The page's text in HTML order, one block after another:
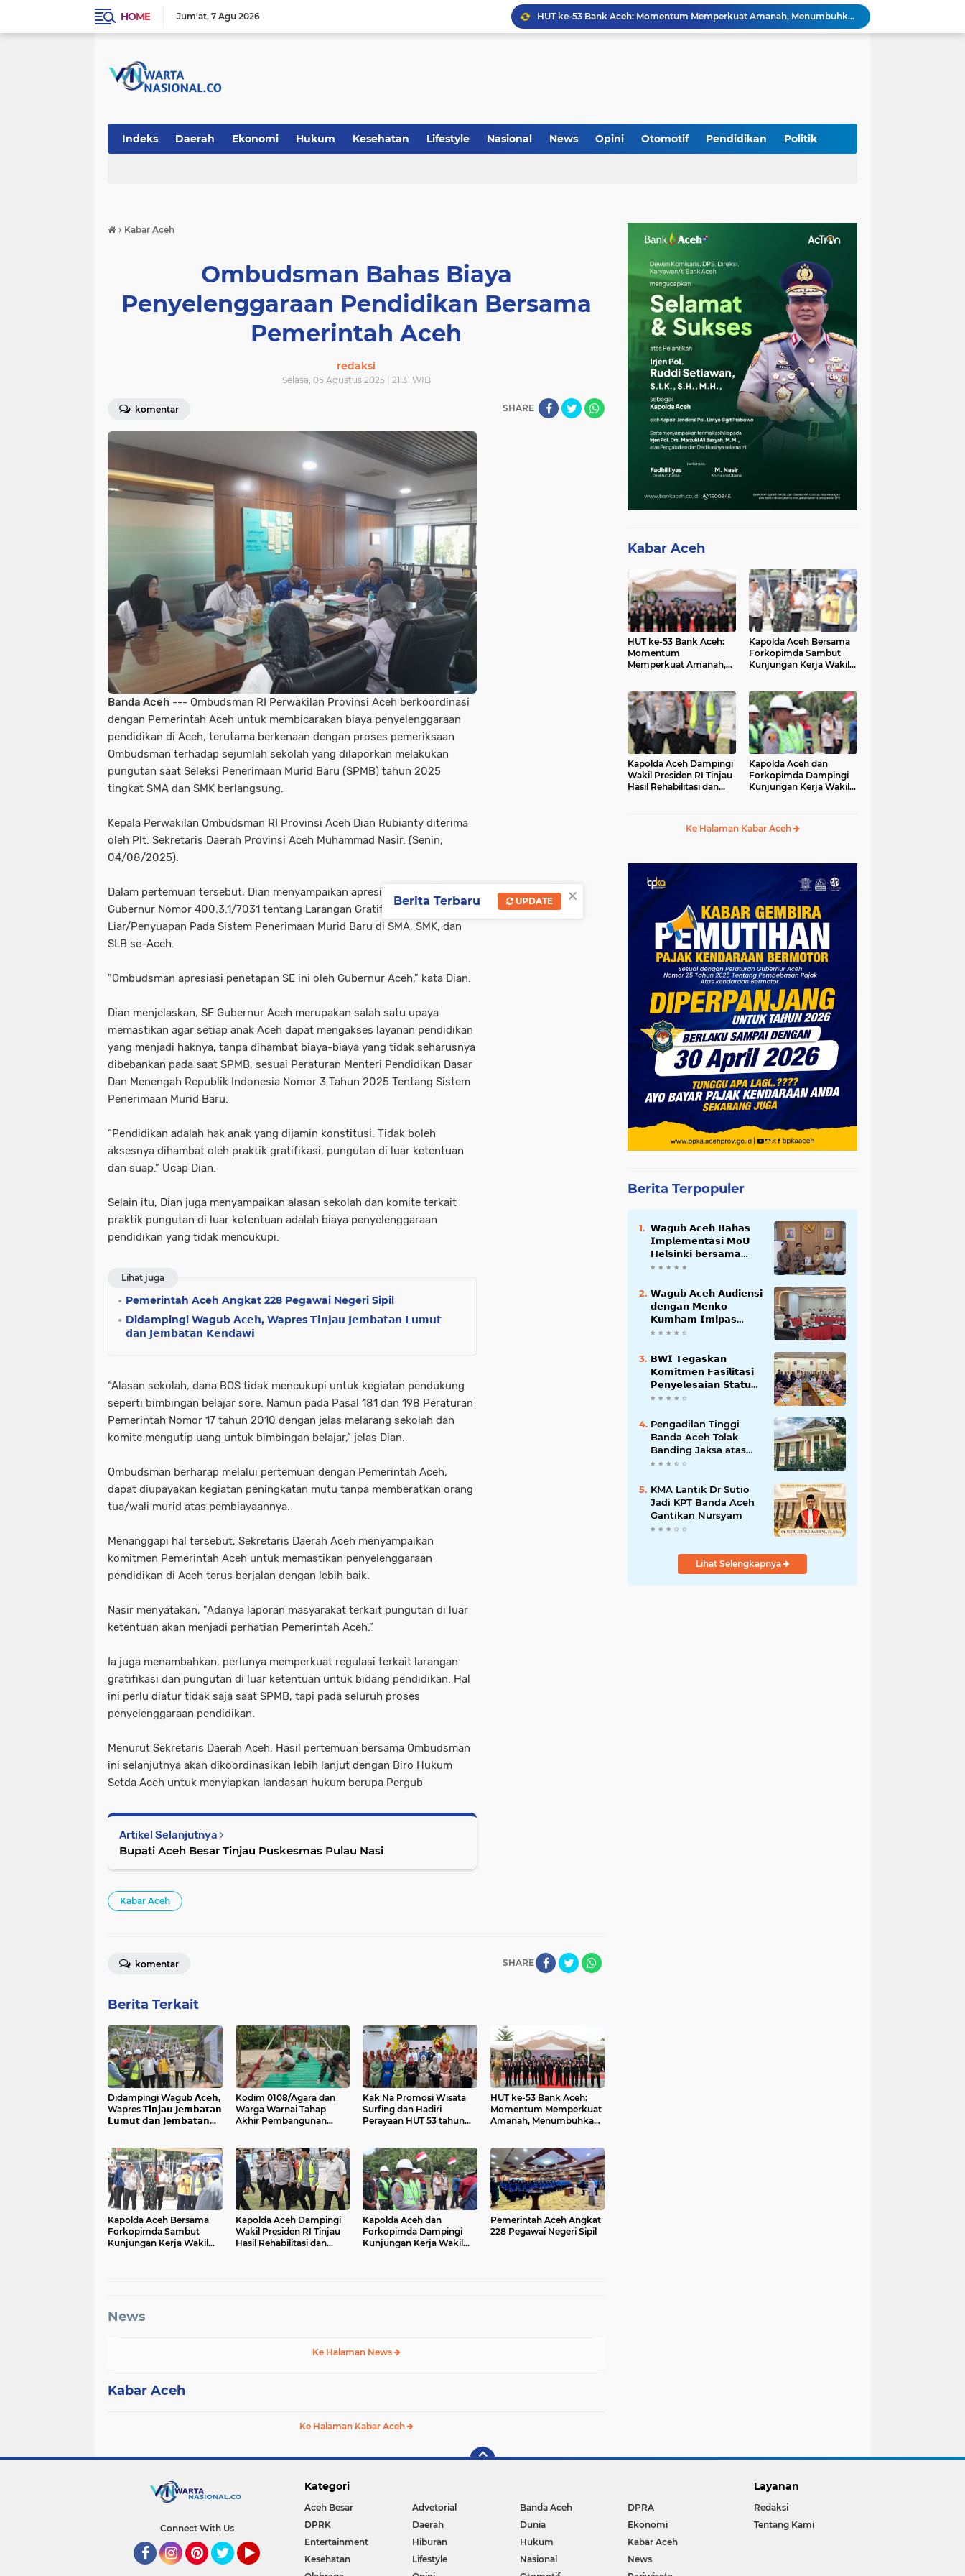
HOME Jum'at 7 Agu 2026 HUT ke-53 Bank Aceh: Momentum Memperkuat Amanah, Menumbuhkan Keberkahan Bagi Aceh
Silaturahmi Lintas Sektor di Kuta Alam, TNI–Polri dan Desa Perkokoh Kebersamaan
Kapolda Aceh Dampingi Wakil Presiden RI Tinjau Hasil Rehabilitasi dan Rekonstruksi Pascabencana di Desa Kendawi, Gayo Lues
Indeks Daerah Ekonomi Hukum Kesehatan Lifestyle Nasional News Opini Otomotif Pendidikan Politik
› Kabar Aceh
Ombudsman Bahas Biaya
Penyelenggaraan Pendidikan Bersama
Pemerintah Aceh
redaksi
Selasa, 05 Agustus 2025 | 21.31 WIB
komentar SHARE
Banda Aceh --- Ombudsman RI Perwakilan Provinsi Aceh berkoordinasi
dengan Pemerintah Aceh untuk membicarakan biaya penyelenggaraan
pendidikan di Aceh, terutama berkenaan dengan proses pemeriksaan
Ombudsman terhadap sejumlah sekolah yang dilaporkan melakukan
pungutan saat Seleksi Penerimaan Murid Baru (SPMB) tahun 2025
tingkat SMA dan SMK berlangsung.
Kepala Perwakilan Ombudsman RI Provinsi Aceh Dian Rubianty diterima
oleh Plt. Sekretaris Daerah Provinsi Aceh Muhammad Nasir. (Senin,
04/08/2025).
Dalam pertemuan tersebut, Dian menyampaikan apresiasi atas SE
Gubernur Nomor 400.3.1/7031 tentang Larangan Gratifikasi/Pungutan
Liar/Penyuapan Pada Sistem Penerimaan Murid Baru di SMA, SMK, dan
SLB se-Aceh.
"Ombudsman apresiasi penetapan SE ini oleh Gubernur Aceh," kata Dian.
Dian menjelaskan, SE Gubernur Aceh merupakan salah satu upaya
memastikan agar setiap anak Aceh dapat mengakses layanan pendidikan
yang menjadi haknya, tanpa dihambat biaya-biaya yang tidak seharusnya
dibebankan pada saat SPMB, sesuai Peraturan Menteri Pendidikan Dasar
Dan Menengah Republik Indonesia Nomor 3 Tahun 2025 Tentang Sistem
Penerimaan Murid Baru.
“Pendidikan adalah hak anak yang dijamin konstitusi. Tidak boleh
aksesnya dihambat oleh praktik gratifikasi, pungutan di luar ketentuan
dan suap.” Ucap Dian.
Selain itu, Dian juga menyampaikan alasan sekolah dan komite terkait
praktik pungutan di luar ketentuan adalah biaya penyelenggaraan
pendidikan yang tidak mencukupi.
Lihat juga
Pemerintah Aceh Angkat 228 Pegawai Negeri Sipil
Didampingi Wagub 𝗔𝗰𝗲𝗵, Wapres 𝗧𝗶𝗻𝗷𝗮𝘂 𝗝𝗲𝗺𝗯𝗮𝘁𝗮𝗻 𝗟𝘂𝗺𝘂𝘁
𝗱𝗮𝗻 𝗝𝗲𝗺𝗯𝗮𝘁𝗮𝗻 𝗞𝗲𝗻𝗱𝗮𝘄𝗶
“Alasan sekolah, dana BOS tidak mencukupi untuk kegiatan pendukung
seperti bimbingan belajar sore. Namun pada Pasal 181 dan 198 Peraturan
Pemerintah Nomor 17 tahun 2010 dengan jelas melarang sekolah dan
komite mengutip uang untuk bimbingan belajar,” jelas Dian.
Ombudsman berharap melalui pertemuan dengan Pemerintah Aceh,
dapat diupayakan kegiatan peningkatan mutu tanpa memberatkan orang
tua/wali murid atas pembiayaannya.
Menanggapi hal tersebut, Sekretaris Daerah Aceh menyampaikan
komitmen Pemerintah Aceh untuk memastikan penyelenggaraan
pendidikan di Aceh terus berjalan dengan lebih baik.
Nasir menyatakan, "Adanya laporan masyarakat terkait pungutan di luar
ketentuan akan menjadi perhatian Pemerintah Aceh.”
Ia juga menambahkan, perlunya memperkuat regulasi terkait larangan
gratifikasi dan pungutan di luar ketentuan untuk bidang pendidikan. Hal
ini perlu diatur tidak saja saat SPMB, tapi pada seluruh proses
penyelenggaraan pendidikan.
Menurut Sekretaris Daerah Aceh, Hasil pertemuan bersama Ombudsman
ini selanjutnya akan dikoordinasikan lebih lanjut dengan Biro Hukum
Setda Aceh untuk menyiapkan landasan hukum berupa Pergub
Artikel Selanjutnya
Bupati Aceh Besar Tinjau Puskesmas Pulau Nasi
Kabar Aceh
SHARE
komentar
Berita Terkait
Didampingi Wagub 𝗔𝗰𝗲𝗵,
Wapres 𝗧𝗶𝗻𝗷𝗮𝘂 𝗝𝗲𝗺𝗯𝗮𝘁𝗮𝗻
𝗟𝘂𝗺𝘂𝘁 𝗱𝗮𝗻 𝗝𝗲𝗺𝗯𝗮𝘁𝗮𝗻
Kodim 0108/Agara dan
Warga Warnai Tahap
Akhir Pembangunan
Kak Na Promosi Wisata
Surfing dan Hadiri
Perayaan HUT 53 tahun
HUT ke-53 Bank Aceh:
Momentum Memperkuat
Amanah, Menumbuhkan
Kapolda Aceh Bersama
Forkopimda Sambut
Kunjungan Kerja Wakil
Kapolda Aceh Dampingi
Wakil Presiden RI Tinjau
Hasil Rehabilitasi dan
Kapolda Aceh dan
Forkopimda Dampingi
Kunjungan Kerja Wakil
Pemerintah Aceh Angkat
228 Pegawai Negeri Sipil
News
Ke Halaman News
Kabar Aceh
Ke Halaman Kabar Aceh
Kabar Aceh
HUT ke-53 Bank Aceh:
Momentum
Memperkuat Amanah,
Kapolda Aceh Bersama
Forkopimda Sambut
Kunjungan Kerja Wakil
Kapolda Aceh Dampingi
Wakil Presiden RI Tinjau
Hasil Rehabilitasi dan
Kapolda Aceh dan
Forkopimda Dampingi
Kunjungan Kerja Wakil
Ke Halaman Kabar Aceh
Berita Terpopuler
𝗪𝗮𝗴𝘂𝗯 𝗔𝗰𝗲𝗵 𝗕𝗮𝗵𝗮𝘀
𝗜𝗺𝗽𝗹𝗲𝗺𝗲𝗻𝘁𝗮𝘀𝗶 𝗠𝗼𝗨
𝗛𝗲𝗹𝘀𝗶𝗻𝗸𝗶 𝗯𝗲𝗿𝘀𝗮𝗺𝗮
𝗦𝗲𝗸𝗿𝗲𝘁𝗮𝗿𝗶𝗮𝘁 𝗡𝗲𝗴𝗮𝗿𝗮
𝗪𝗮𝗴𝘂𝗯 𝗔𝗰𝗲𝗵 𝗔𝘂𝗱𝗶𝗲𝗻𝘀𝗶
𝗱𝗲𝗻𝗴𝗮𝗻 𝗠𝗲𝗻𝗸𝗼
𝗞𝘂𝗺𝗵𝗮𝗺 𝗜𝗺𝗶𝗽𝗮𝘀
𝗧𝗲𝗿𝗸𝗮𝗶𝘁 𝗦𝘁𝗮𝘁𝘂𝘀 𝗪𝗮𝗸𝗮𝗳
𝗕𝗪𝗜 𝗧𝗲𝗴𝗮𝘀𝗸𝗮𝗻
𝗞𝗼𝗺𝗶𝘁𝗺𝗲𝗻 𝗙𝗮𝘀𝗶𝗹𝗶𝘁𝗮𝘀𝗶
𝗣𝗲𝗻𝘆𝗲𝗹𝗲𝘀𝗮𝗶𝗮𝗻 𝗦𝘁𝗮𝘁𝘂𝘀
𝗪𝗮𝗸𝗮𝗳 𝗕𝗹𝗮𝗻𝗴 𝗣𝗮𝗱𝗮𝗻𝗴
Pengadilan Tinggi
Banda Aceh Tolak
Banding Jaksa atas
Putusan Bebas Kasus
KMA Lantik Dr Sutio
Jadi KPT Banda Aceh
Gantikan Nursyam
Lihat Selengkapnya
Connect With Us
Kategori
Aceh Besar Advetorial Banda Aceh
DPRA
DPRK
Daerah Dunia
Ekonomi
Entertainment
Hiburan Hukum
Kabar Aceh
Kesehatan
Lifestyle Nasional
News
Layanan
Redaksi
Tentang Kami
×
Berita Terbaru UPDATE